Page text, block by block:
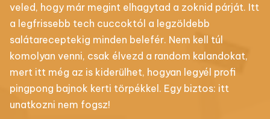
veled, hogy már megint elhagytad a zoknid párját. Itt
a legfrissebb tech cuccoktól a legzöldebb
salátareceptekig minden belefér. Nem kell túl
komolyan venni, csak élvezd a random kalandokat,
mert itt még az is kiderülhet, hogyan legyél profi
pingpong bajnok kerti törpékkel. Egy biztos: itt
unatkozni nem fogsz!